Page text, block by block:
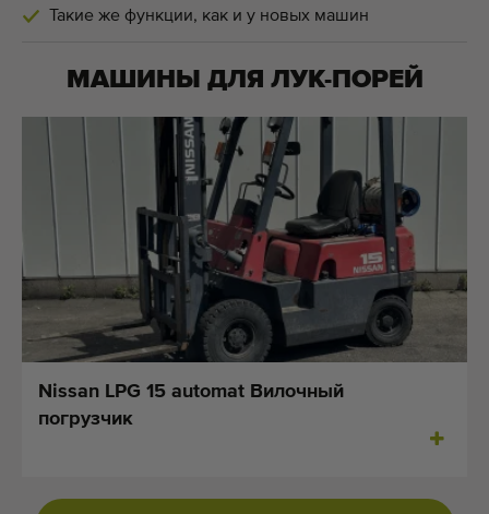
Такие же функции, как и у новых машин
МАШИНЫ ДЛЯ ЛУК-ПОРЕЙ
Nissan LPG 15 automat Вилочный
погрузчик